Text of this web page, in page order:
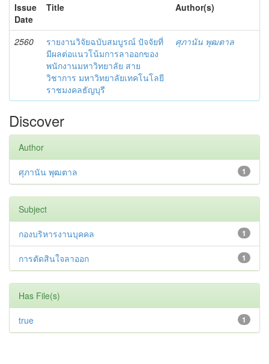
Issue
Date
Title Author(s)
2560
รายงานวิจัยฉบับสมบูรณ์ ปัจจัยที่
มีผลต่อแนวโน้มการลาออกของ
พนักงานมหาวิทยาลัย สาย
วิชาการ มหาวิทยาลัยเทคโนโลยี
ราชมงคลธัญบุรี
ศุภานัน พุฒตาล
Discover
Author
1
ศุภานัน พุฒตาล
Subject
1
กองบริหารงานบุคคล
1
การตัดสินใจลาออก
Has File(s)
1
true